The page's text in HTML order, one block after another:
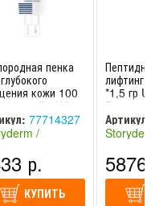
пенка
кожи 100
500 мл O2 White
Storyderm /
77714327
/
р.
КУПИТЬ
лифтинг
*1,5 гр
Powder
Артикул:
Корея)